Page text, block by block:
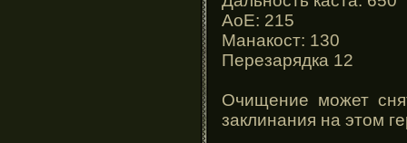
АоЕ: 215
Манакост: 130
Перезарядка 12
Очищение может
заклинания на этом